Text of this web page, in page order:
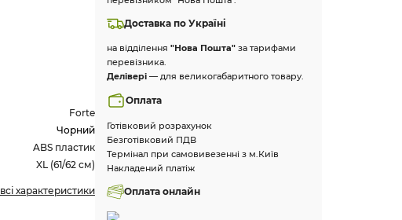
Forte
Чорний
ABS пластик
XL (61/62 см)
всі характеристики
Доставка по Україні
на відділення "Нова Пошта" за тарифами
перевізника.
Делівері— для великогабаритного товару.
Оплата
Готівковий розрахунок
Безготівковий ПДВ
Термінал при самовивезенні з м.Київ
Накладений платіж
Оплата онлайн